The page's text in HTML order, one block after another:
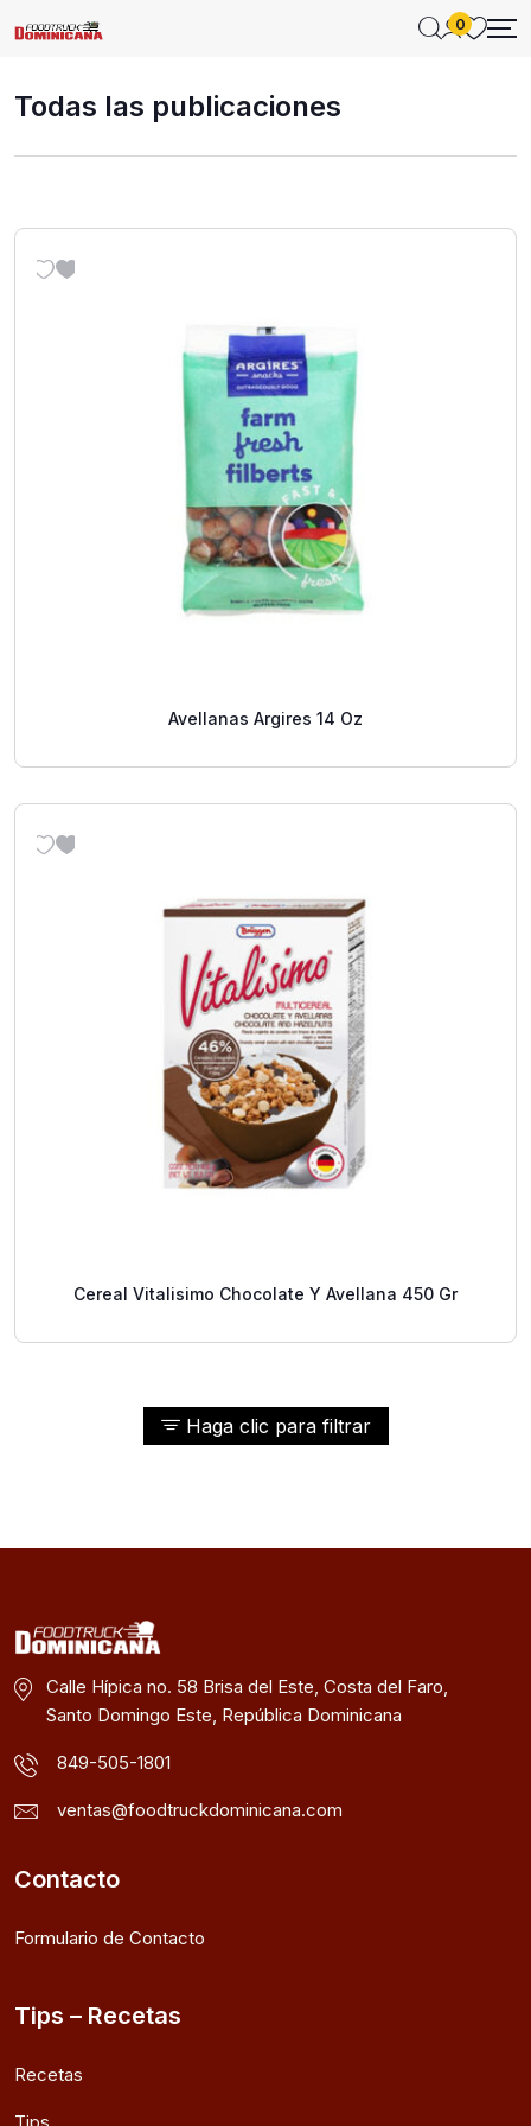
0
Todas las publicaciones
Haga clic para filtrar
Avellanas Argires 14 Oz
Cereal Vitalisimo Chocolate Y Avellana 450 Gr
Calle Hípica no. 58 Brisa del Este, Costa del Faro,
Santo Domingo Este, República Dominicana
849-505-1801
ventas@foodtruckdominicana.com
Contacto
Formulario de Contacto
Tips – Recetas
Recetas
Tips